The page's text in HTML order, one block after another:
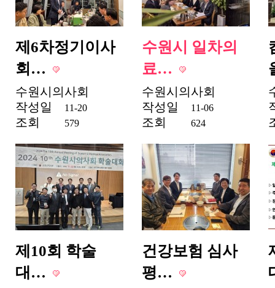
제6차정기이사
회…
수원시의사회
작성일
11-20
조회 579
수원시 일차의
료…
수원시의사회
작성일
11-06
조회 624
제10회 학술
대…
건강보험 심사
평…